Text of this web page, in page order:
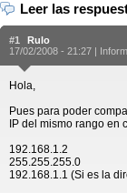
Leer las
#1
Rulo
17/02/2008 - 21:27 |
Hola,
Pues para poder
IP del mismo rango en
192.168.1.2
255.255.255.0
192.168.1.1 (Si es la